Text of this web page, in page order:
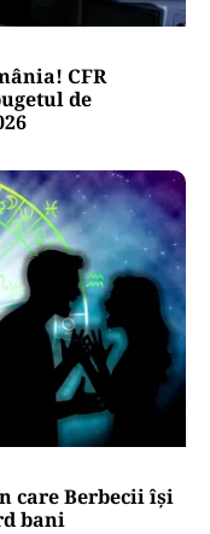
CFR
de
care Berbecii își
bani